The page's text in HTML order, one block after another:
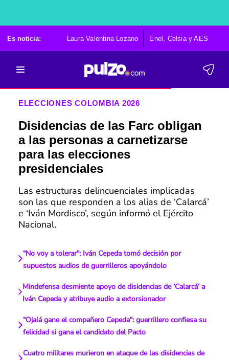
Es noticia: Laura Valentina Lozano Enel, Celsia y AES
ELECCIONES COLOMBIA 2026
Disidencias de las Farc obligan
a las personas a carnetizarse
para las elecciones
presidenciales
Las estructuras delincuenciales implicadas
son las que responden a los alias de ‘Calarcá’
e ‘Iván Mordisco’, según informó el Ejército
Nacional.
"No voy a tolerar": Iván Cepeda tomó decisión por
supuestos audios de guerrilleros apoyándolo
Mindefensa desmiente apoyo de disidencias de ‘Calarcá’ a
Iván Cepeda y atribuye audio a extorsionador
"Ojalá gane el compañero Cepeda": guerrillero confiesa su
felicidad si gana el candidato del Pacto
Cuatro militares murieron en ataque de las disidencias de